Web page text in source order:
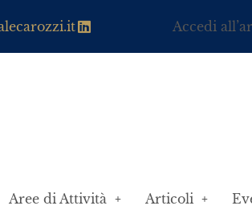
Accedi
Aree di Attività Articoli